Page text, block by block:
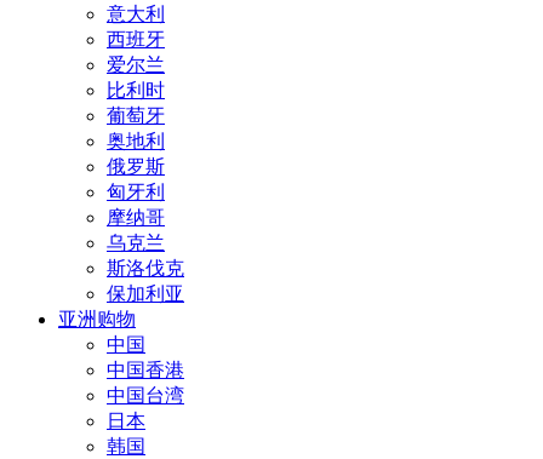
意大利
西班牙
爱尔兰
比利时
葡萄牙
奥地利
俄罗斯
匈牙利
摩纳哥
乌克兰
斯洛伐克
保加利亚
亚洲购物
中国
中国香港
中国台湾
日本
韩国